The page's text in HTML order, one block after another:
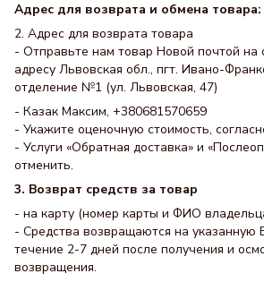
Адрес для возврата и обмена товара:
2. Адрес для возврата товара
- Отправьте нам товар Новой почтой на
адресу Львовская обл., пгт. Ивано-
отделение №1 (ул. Львовская, 47)
- Казак Максим, +380681570659
- Укажите оценочную стоимость,
- Услуги «Обратная доставка» и
отменить.
3. Возврат средств за товар
- на карту (номер карты и ФИО
- Средства возвращаются на указанную
течение 2-7 дней после получения и
возвращения.